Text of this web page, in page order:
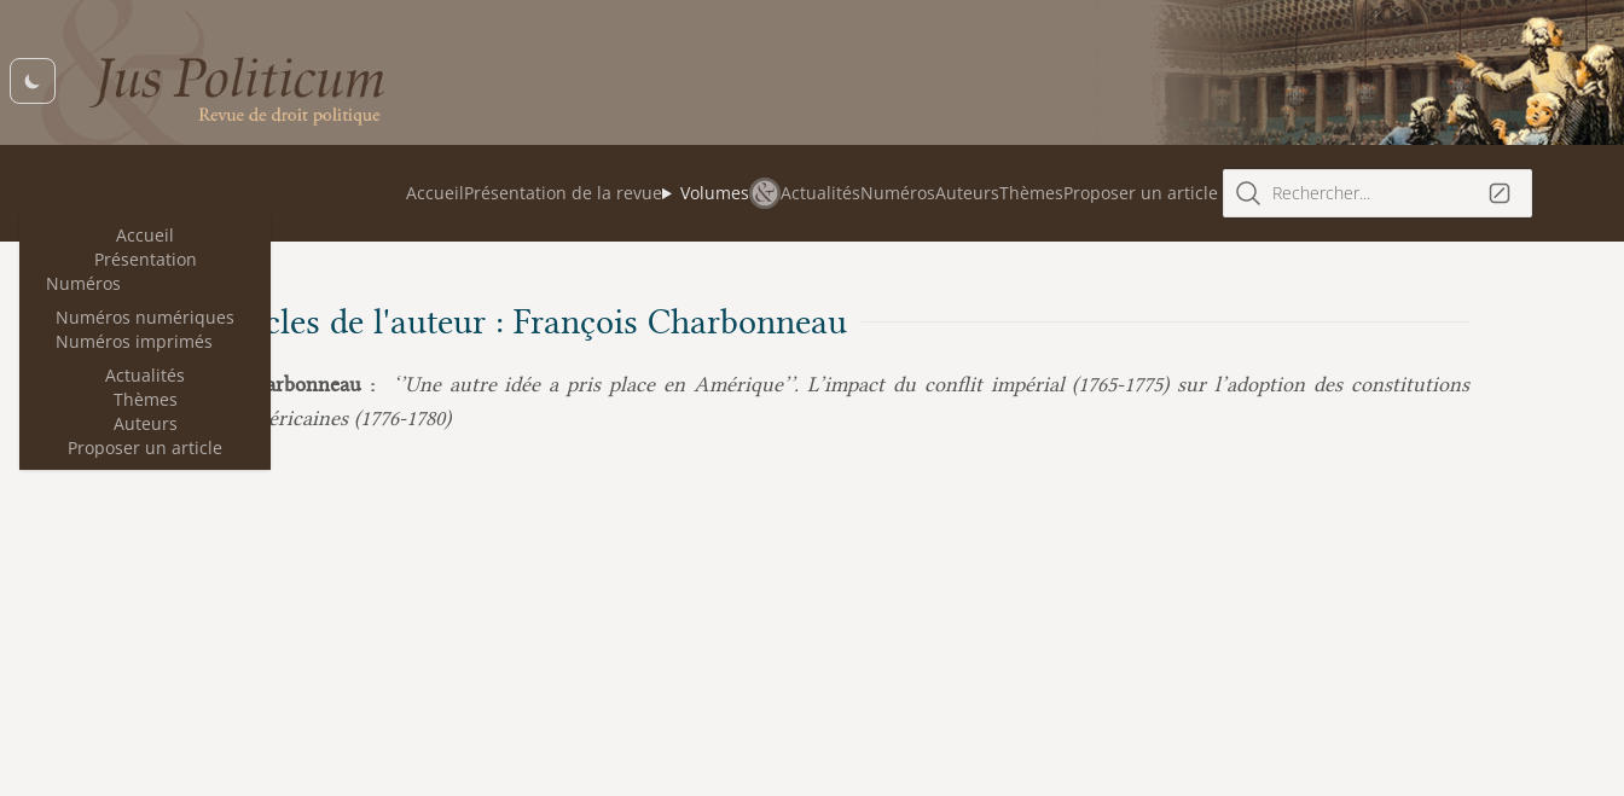
Accueil
Présentation
Numéros
Numéros numériques
Numéros imprimés
Actualités
Thèmes
Auteurs
Proposer un article
AccueilPrésentation de la revue Volumes ActualitésNumérosAuteursThèmesProposer un article Rechercher...
Les articles de l'auteur : François Charbonneau
François Charbonneau :
‘’Une autre idée a pris place en Amérique’’. L’impact du conflit impérial (1765-1775) sur l’adoption des constitutions
étatiques américaines (1776-1780)